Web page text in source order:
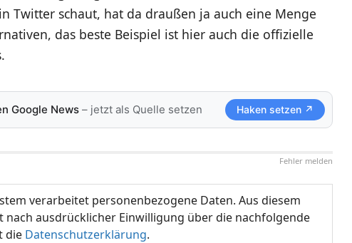
Twitter schaut, hat da draußen ja auch eine Menge
das beste Beispiel ist hier auch die offizielle
Google News– jetzt als Quelle setzen Haken setzen ↗
Fehler melden
verarbeitet personenbezogene Daten. Aus diesem
nach ausdrücklicher Einwilligung über die nachfolgende
die Datenschutzerklärung.